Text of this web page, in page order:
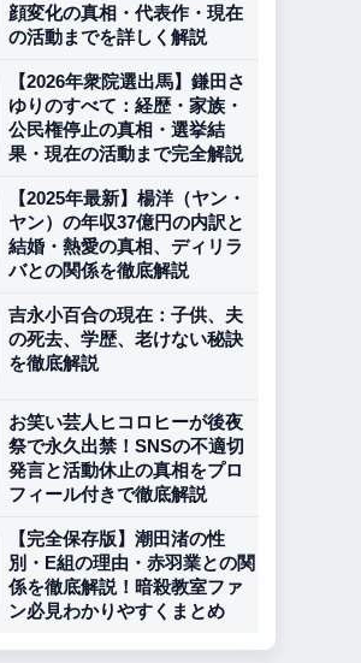
顔変化の真相・代表作・現在
の活動までを詳しく解説
【2026年衆院選出馬】鎌田さ
ゆりのすべて：経歴・家族・
公民権停止の真相・選挙結
果・現在の活動まで完全解説
【2025年最新】楊洋（ヤン・
ヤン）の年収37億円の内訳と
結婚・熱愛の真相、ディリラ
バとの関係を徹底解説
吉永小百合の現在：子供、夫
の死去、学歴、老けない秘訣
を徹底解説
お笑い芸人ヒコロヒーが後夜
祭で永久出禁！SNSの不適切
発言と活動休止の真相をプロ
フィール付きで徹底解説
【完全保存版】潮田渚の性
別・E組の理由・赤羽業との関
係を徹底解説！暗殺教室ファ
ン必見わかりやすくまとめ